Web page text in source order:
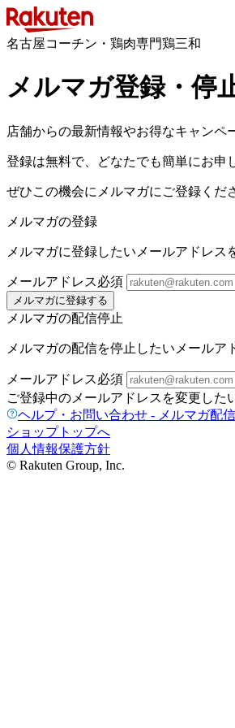
名古屋コーチン・鶏肉専門鶏三和
メルマガ登録・停
店舗からの最新情報やお得なキャンペ
登録は無料で、どなたでも簡単にお申
ぜひこの機会にメルマガにご登録くだ
メルマガの登録
メルマガに登録したいメールアドレス
メールアドレス必須
メルマガに登録する
メルマガの配信停止
メルマガの配信を停止したいメールア
メールアドレス必須
ご登録中のメールアドレスを変更した
ヘルプ・お問い合わせ - メルマガ配
ショップトップへ
個人情報保護方針
© Rakuten Group, Inc.